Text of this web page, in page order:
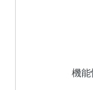
機能